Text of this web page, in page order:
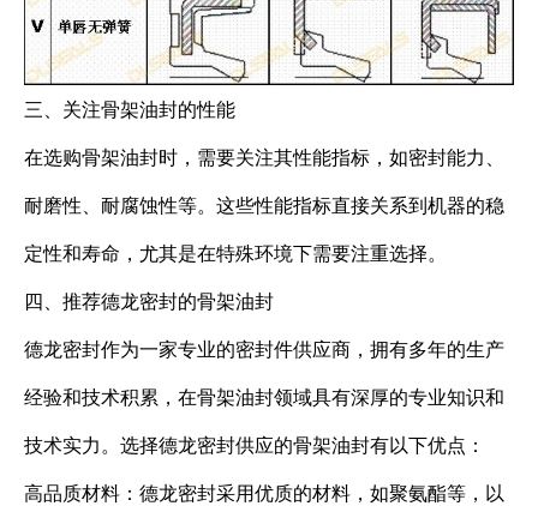
三、关注骨架油封的性能
在选购骨架油封时，需要关注其性能指标，如密封能力、
耐磨性、耐腐蚀性等。这些性能指标直接关系到机器的稳
定性和寿命，尤其是在特殊环境下需要注重选择。
四、推荐德龙密封的骨架油封
德龙密封作为一家专业的密封件供应商，拥有多年的生产
经验和技术积累，在骨架油封领域具有深厚的专业知识和
技术实力。选择德龙密封供应的骨架油封有以下优点：
高品质材料：德龙密封采用优质的材料，如聚氨酯等，以